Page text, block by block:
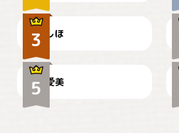
しほ
かわいい毛玉つき
爱美